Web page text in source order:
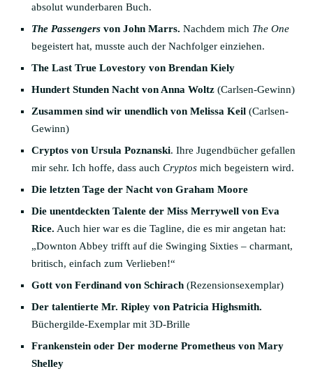
absolut wunderbaren Buch.
The Passengers von John Marrs. Nachdem mich The One
begeistert hat, musste auch der Nachfolger einziehen.
The Last True Lovestory von Brendan Kiely
Hundert Stunden Nacht von Anna Woltz (Carlsen-Gewinn)
Zusammen sind wir unendlich von Melissa Keil (Carlsen-
Gewinn)
Cryptos von Ursula Poznanski. Ihre Jugendbücher gefallen
mir sehr. Ich hoffe, dass auch Cryptos mich begeistern wird.
Die letzten Tage der Nacht von Graham Moore
Die unentdeckten Talente der Miss Merrywell von Eva
Rice. Auch hier war es die Tagline, die es mir angetan hat:
„Downton Abbey trifft auf die Swinging Sixties – charmant,
britisch, einfach zum Verlieben!“
Gott von Ferdinand von Schirach (Rezensionsexemplar)
Der talentierte Mr. Ripley von Patricia Highsmith.
Büchergilde-Exemplar mit 3D-Brille
Frankenstein oder Der moderne Prometheus von Mary
Shelley